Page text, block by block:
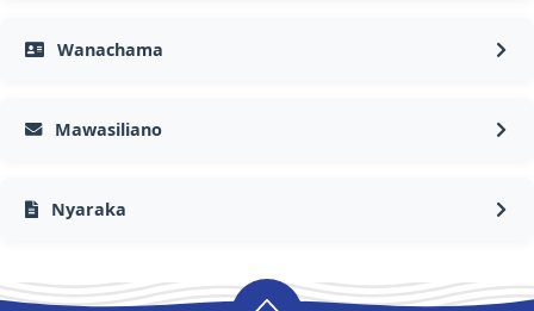
Wanachama
Mawasiliano
Nyaraka